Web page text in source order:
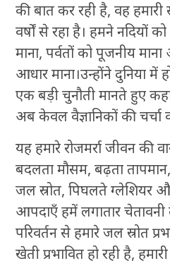
की बात कर रही है, वह हमारी
वर्षों से रहा है। हमने नदियों
माना, पर्वतों को पूजनीय
आधार माना।उन्होंने दुनिया में
एक बड़ी चुनौती मानते हुए
अब केवल वैज्ञानिकों की चर्चा
यह हमारे रोजमर्रा जीवन की
बदलता मौसम, बढ़ता
जल स्रोत, पिघलते ग्लेशियर
आपदाएँ हमें लगातार चेतावनी
परिवर्तन से हमारे जल स्रोत
खेती प्रभावित हो रही है,